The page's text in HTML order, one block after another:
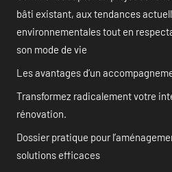
bâti existant, aux tendances
environnementales tout en
son mode de vie
Les avantages d’un
Transformez radicalement votre
rénovation.
Dossier pratique pour
solutions efficaces